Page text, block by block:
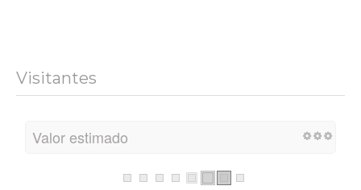
Visitantes
Valor estimado